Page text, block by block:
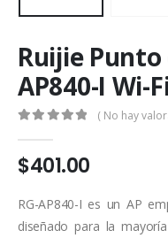
Ruijie Punto
AP840-I Wi-
( No hay
$401.00
RG-AP840-I es un AP
diseñado para la